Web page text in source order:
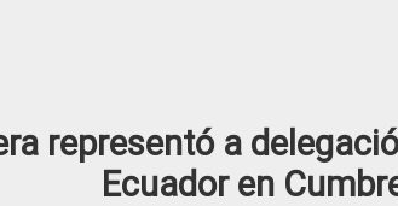
representó a
Ecuador en